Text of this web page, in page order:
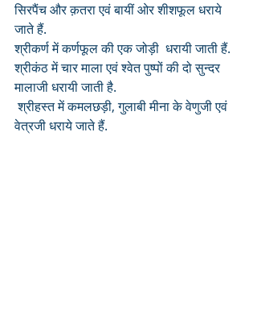
सिरपैंच और क़तरा एवं बायीं ओर शीशफूल धराये
जाते हैं.
श्रीकर्ण में कर्णफूल की एक जोड़ी  धरायी जाती हैं.
श्रीकंठ में चार माला एवं श्वेत पुष्पों की दो सुन्दर
मालाजी धरायी जाती है.
श्रीहस्त में कमलछड़ी, गुलाबी मीना के वेणुजी एवं
वेत्रजी धराये जाते हैं.